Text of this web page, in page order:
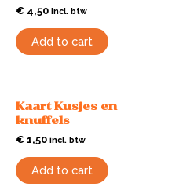
€ 4,50 incl. btw
Add to cart
Kaart Kusjes en
knuffels
€ 1,50 incl. btw
Add to cart